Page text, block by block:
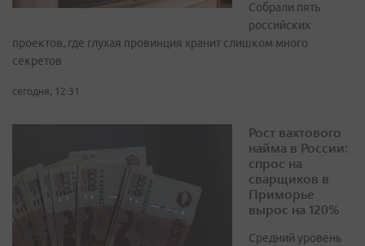
Собрали пять
российских
проектов, где глухая провинция хранит слишком много
секретов
сегодня, 12:31
Рост вахтового
найма в России:
спрос на
сварщиков в
Приморье
вырос на 120%
Средний уровень